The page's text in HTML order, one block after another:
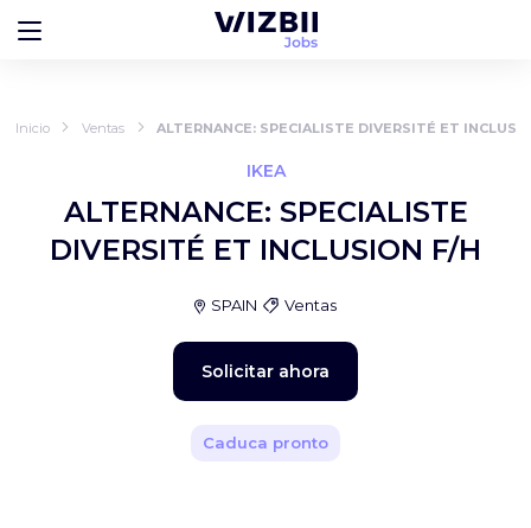
Inicio Ventas ALTERNANCE: SPECIALISTE DIVERSITÉ ET
IKEA
ALTERNANCE: SPECIALISTE
DIVERSITÉ ET INCLUSION F/H
SPAIN Ventas
Solicitar ahora
Caduca pronto